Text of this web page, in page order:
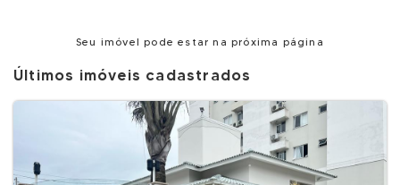
Seu imóvel pode estar na próxima página
Últimos imóveis cadastrados